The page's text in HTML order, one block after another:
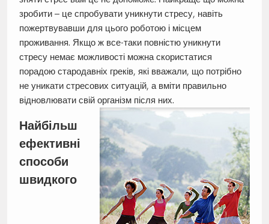
зробити – це спробувати уникнути стресу, навіть
пожертвувавши для цього роботою і місцем
проживання. Якщо ж все-таки повністю уникнути
стресу немає можливості можна скористатися
порадою стародавніх греків, які вважали, що потрібно
не уникати стресових ситуацій, а вміти правильно
відновлювати свій організм після них.
Найбільш
ефективні
способи
швидкого